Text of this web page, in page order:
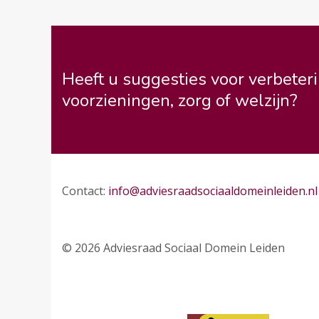
Heeft u suggesties voor
voorzieningen, zorg of welzijn?
Contact: info@adviesraadsociaaldomeinleiden.nl
© 2026 Adviesraad Sociaal Domein Leiden